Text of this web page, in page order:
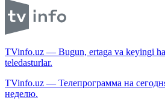
TVinfo.uz — Bugun, ertaga va keyingi
teledasturlar.
TVinfo.uz — Телепрограмма на
неделю.